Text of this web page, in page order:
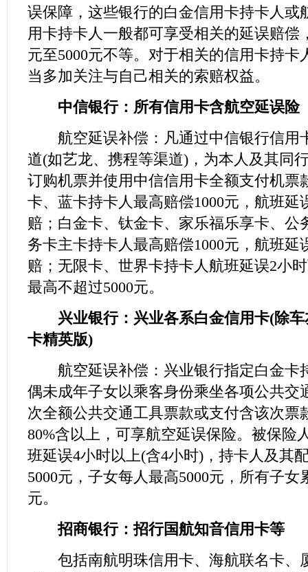
误保障，这些银行的白金信用卡持卡人或
用卡持卡人一般都可享受相关的延误赔偿
元至5000元不等。对于相关的信用卡持卡
当多加关注与自己相关的索赔权益。
中信银行：所有信用卡含航空延误险
航空延误补偿：凡通过中信银行信用
道(如艺龙、携程等渠道)，为本人及其同
订购机票并使用中信信用卡全额支付机票
卡、蓝卡持卡人最高赔偿1000元，航班延
赔；白金卡、钛金卡、家乐福乐享卡、公
务卡主卡持卡人最高赔偿1000元，航班延
赔；无限卡、世界卡持卡人航班延误2小
最高不超过5000元。
兴业银行：兴业各系白金信用卡(除
卡精英版)
航空延误补偿：兴业银行指定白金卡
偶未成年子女以乘客身份乘坐各项公共交
次全额公共交通工具票款或支付含该次票
80%含以上，可享航空延误保险。被保险
班延误4小时以上(含4小时)，持卡人及其
5000元，子女每人最高5000元，所有子女
元。
招商银行：招行国航知音信用卡等
包括南航明珠信用卡、海航联名卡、